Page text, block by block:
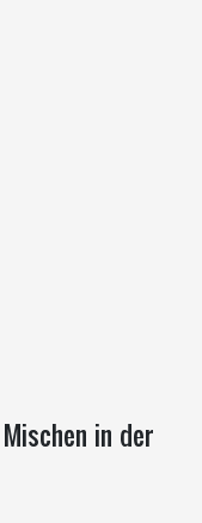
in der